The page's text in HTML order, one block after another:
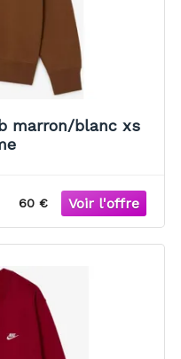
marron/blanc xs
60 €